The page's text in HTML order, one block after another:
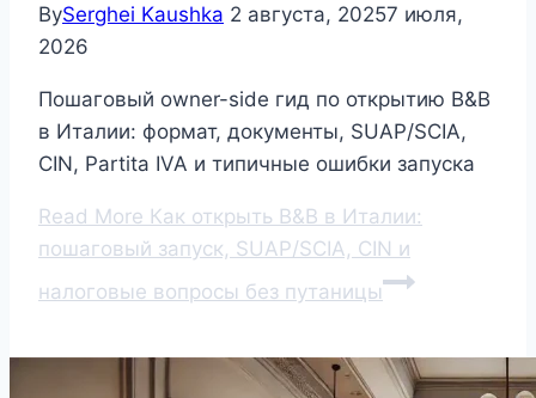
BySerghei Kaushka 2 августа, 20257 июля,
2026
Пошаговый owner-side гид по открытию B&B
в Италии: формат, документы, SUAP/SCIA,
CIN, Partita IVA и типичные ошибки запуска
Read More Как открыть B&B в Италии:
пошаговый запуск, SUAP/SCIA, CIN и
налоговые вопросы без путаницы